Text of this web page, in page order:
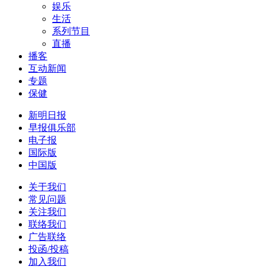
娱乐
生活
系列节目
直播
播客
互动新闻
专题
保健
新明日报
早报俱乐部
电子报
国际版
中国版
关于我们
常见问题
关注我们
联络我们
广告联络
投函/投稿
加入我们